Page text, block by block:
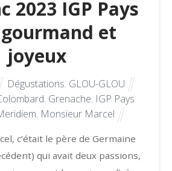
2023 IGP Pays
gourmand et
joyeux
Dégustations, GLOU-GLOU
, Grenache, IGP Pays
, Monsieur Marcel
c’était le père de Germaine
qui avait deux passions,